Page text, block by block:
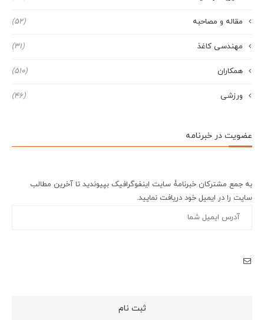
مقاله و مصاحبه (52)
مهندسی کاغذ (31)
همکاران (510)
ورزشی (46)
عضویت در خبرنامه
به جمع مشترکان خبرنامۀ سایت اینفوگرافیک بپیوندید تا آخرین مطالب
سایت را در ایمیل خود دریافت نمایید.